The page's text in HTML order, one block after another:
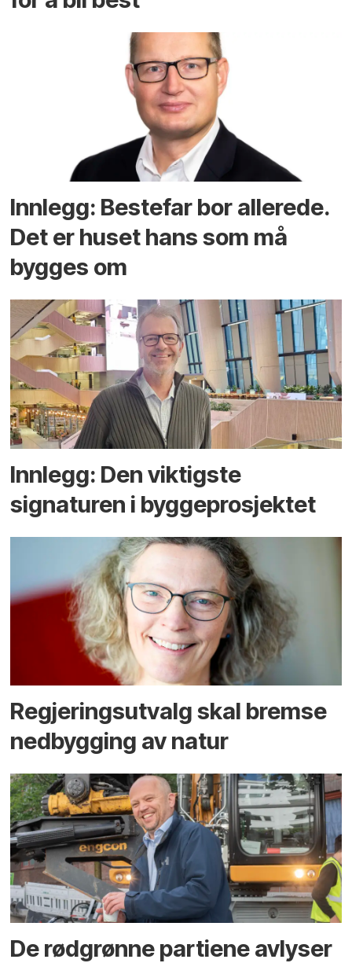
Innlegg: Bestefar bor allerede.
Det er huset hans som må
bygges om
Innlegg: Den viktigste
signaturen i bygge­­prosjektet
Regjerings­utvalg skal bremse
ned­bygging av natur
De rødgrønne partiene avlyser